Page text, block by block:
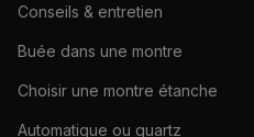
Conseils & entretien
Buée dans une montre
Choisir une montre étanche
Automatique ou quartz